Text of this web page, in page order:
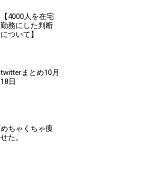
【4000人を在宅
勤務にした判断
について】
twitterまとめ10月
18日
めちゃくちゃ痩
せた。